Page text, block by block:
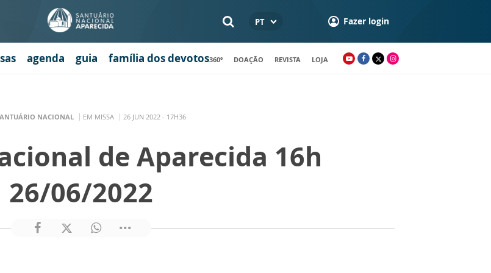
PT Fazer login
agenda guia família dos devotos360º DOAÇÃO REVISTA LOJA
NACIONAL EM MISSA 26 JUN 2022 - 17H36
de Aparecida 16h
26/06/2022